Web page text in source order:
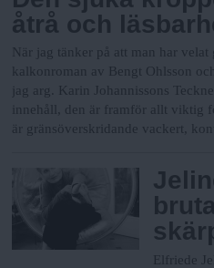
åtrå och
När jag tänker på att man har
kalkonroman av Bengt Ohlsson
jag arg. Karin Johannissons
innehåll, den är framför allt viktig
är gränsöverskridande vackert,
Elfriede